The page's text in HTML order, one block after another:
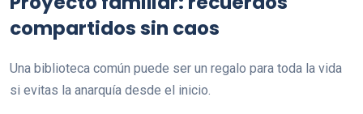
compartidos sin caos
Una biblioteca común puede ser un regalo para toda la vida
si evitas la anarquía desde el inicio.